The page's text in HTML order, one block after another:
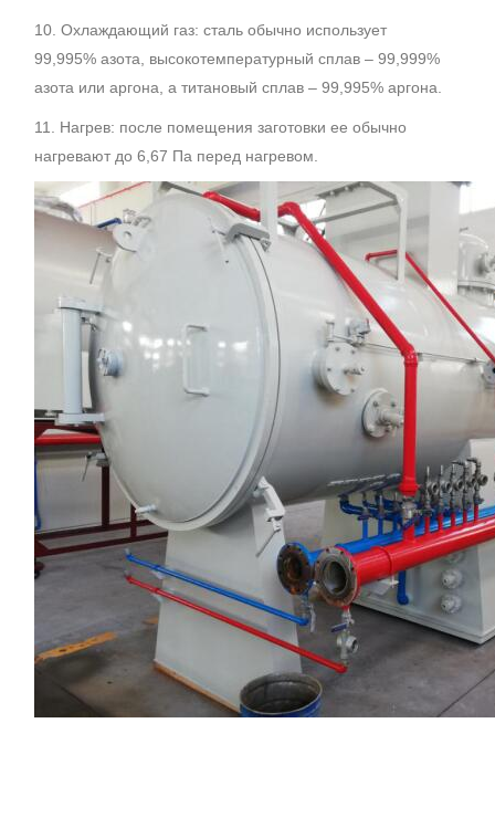
10. Охлаждающий газ: сталь обычно использует
99,995% азота, высокотемпературный сплав – 99,999%
азота или аргона, а титановый сплав – 99,995% аргона.
11. Нагрев: после помещения заготовки ее обычно
нагревают до 6,67 Па перед нагревом.